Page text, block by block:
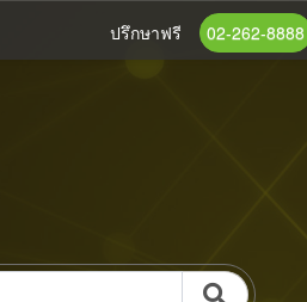
ปรึกษาฟรี 02-262-8888